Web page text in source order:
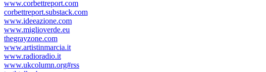
www.corbettreport.com
corbettreport.substack.com
www.ideeazione.com
www.miglioverde.eu
thegrayzone.com
www.artistinmarcia.it
www.radioradio.it
www.ukcolumn.org#rss